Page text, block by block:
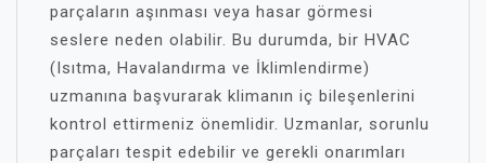
parçaların aşınması veya hasar görmesi
seslere neden olabilir. Bu durumda, bir HVAC
(Isıtma, Havalandırma ve İklimlendirme)
uzmanına başvurarak klimanın iç bileşenlerini
kontrol ettirmeniz önemlidir. Uzmanlar, sorunlu
parçaları tespit edebilir ve gerekli onarımları